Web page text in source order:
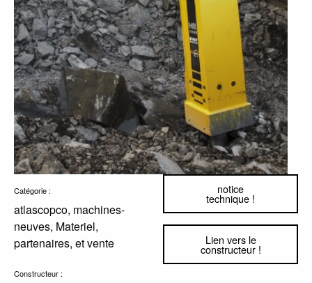
Catégorie :
atlascopco, machines-
neuves, Materiel,
partenaires, et vente
Constructeur :
notice
technique !
Lien vers le
constructeur !